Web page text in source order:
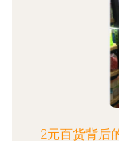
2元百货背后